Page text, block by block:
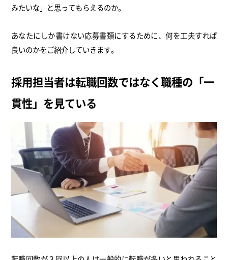
みたいな」と思ってもらえるのか。
あなたにしか書けない応募書類にするために、何を工夫すれば
良いのかをご紹介していきます。
採用担当者は転職回数ではなく職種の「一
貫性」を見ている